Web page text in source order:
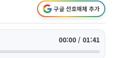
구글 선호매체 추가
00:00 / 01:41